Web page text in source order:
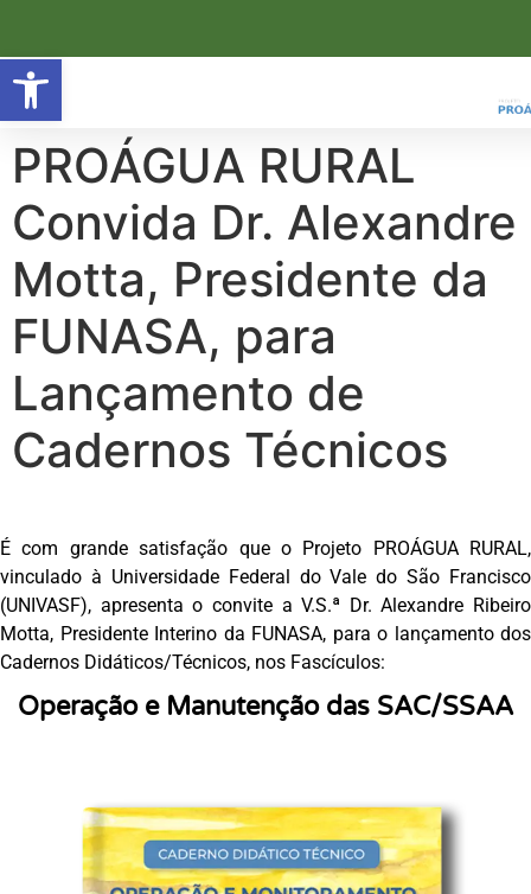
Open toolbar
PROÁGUA RURAL
Convida Dr. Alexandre
Motta, Presidente da
FUNASA, para
Lançamento de
Cadernos Técnicos
É com grande satisfação que o Projeto PROÁGUA RURAL,
vinculado à Universidade Federal do Vale do São Francisco
(UNIVASF), apresenta o convite a V.S.ª Dr. Alexandre Ribeiro
Motta, Presidente Interino da FUNASA, para o lançamento dos
Cadernos Didáticos/Técnicos, nos Fascículos:
Operação e Manutenção das SAC/SSAA